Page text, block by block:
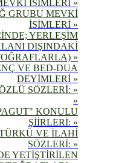
İSİMLERİ »
GRUBU MEVKİ
İSİMLERİ »
YERLEŞİM
DIŞINDAKİ
»
VE BED-DUA
DEYİMLERİ »
SÖZLERİ: »
»
KONULU
ŞİİRLERİ: »
VE İLAHİ
SÖZLERİ: »
YETİŞTİRİLEN